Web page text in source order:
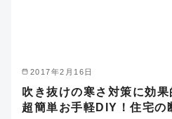
2017年2月16日
吹き抜けの寒さ対策に効
超簡単お手軽DIY！住宅の